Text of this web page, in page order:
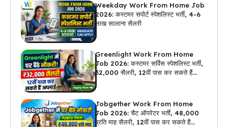
Weekday Work From Home Job
2026: कस्टमर सपोर्ट स्पेशलिस्ट भर्ती, 4-6
लाख सालाना सैलरी
Greenlight Work From Home
Job 2026: कस्टमर सर्विस स्पेशलिस्ट भर्ती,
₹32,000 सैलरी, 12वीं पास कर सकते हैं
Jobgether Work From Home
Job 2026: चैट ऑपरेटर भर्ती, ₹48,000
प्रति माह सैलरी, 12वीं पास कर सकते हैं